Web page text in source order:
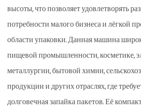
высоты, что позволяет удовлетворять
потребности малого бизнеса и лёгкой
области упаковки. Данная машина
пищевой промышленности, косметике,
металлургии, бытовой химии,
продукции и других отраслях, где
долговечная запайка пакетов. Её